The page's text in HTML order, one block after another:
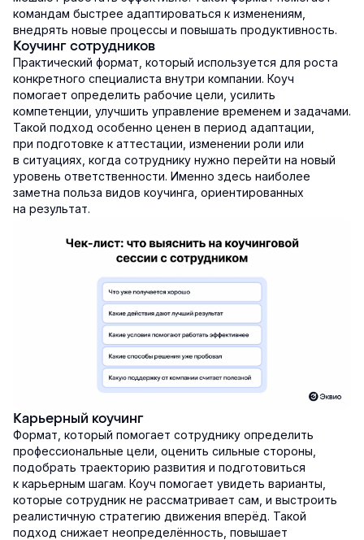
командам быстрее адаптироваться к изменениям,
внедрять новые процессы и повышать продуктивность.
Коучинг сотрудников
Практический формат, который используется для роста
конкретного специалиста внутри компании. Коуч
помогает определить рабочие цели, усилить
компетенции, улучшить управление временем и задачами.
Такой подход особенно ценен в период адаптации,
при подготовке к аттестации, изменении роли или
в ситуациях, когда сотруднику нужно перейти на новый
уровень ответственности. Именно здесь наиболее
заметна польза видов коучинга, ориентированных
на результат.
Карьерный коучинг
Формат, который помогает сотруднику определить
профессиональные цели, оценить сильные стороны,
подобрать траекторию развития и подготовиться
к карьерным шагам. Коуч помогает увидеть варианты,
которые сотрудник не рассматривает сам, и выстроить
реалистичную стратегию движения вперёд. Такой
подход снижает неопределённость, повышает